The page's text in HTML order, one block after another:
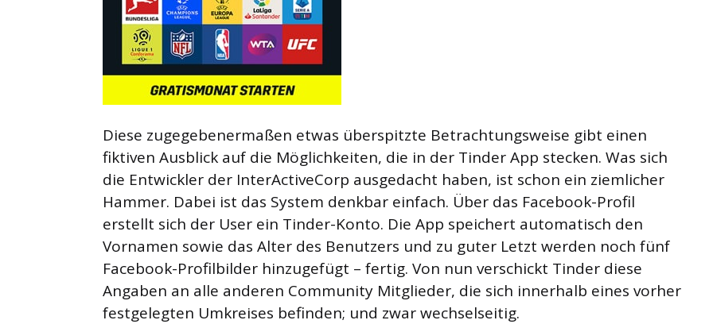
Diese zugegebenermaßen etwas überspitzte Betrachtungsweise gibt einen
fiktiven Ausblick auf die Möglichkeiten, die in der Tinder App stecken. Was sich
die Entwickler der InterActiveCorp ausgedacht haben, ist schon ein ziemlicher
Hammer. Dabei ist das System denkbar einfach. Über das Facebook-Profil
erstellt sich der User ein Tinder-Konto. Die App speichert automatisch den
Vornamen sowie das Alter des Benutzers und zu guter Letzt werden noch fünf
Facebook-Profilbilder hinzugefügt – fertig. Von nun verschickt Tinder diese
Angaben an alle anderen Community Mitglieder, die sich innerhalb eines vorher
festgelegten Umkreises befinden; und zwar wechselseitig.